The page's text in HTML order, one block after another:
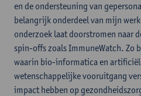
en de ondersteuning van
belangrijk onderdeel van mijn
onderzoek laat doorstromen naar
spin-offs zoals ImmuneWatch. Zo
waarin bio-informatica en
wetenschappelijke vooruitgang
impact hebben op